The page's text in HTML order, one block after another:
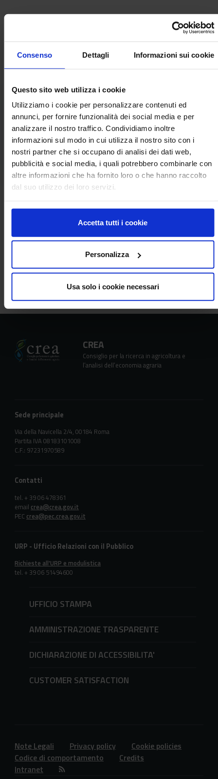
Consenso Dettagli Informazioni sui cookie
Questo sito web utilizza i cookie
Utilizziamo i cookie per personalizzare contenuti ed
annunci, per fornire funzionalità dei social media e per
analizzare il nostro traffico. Condividiamo inoltre
informazioni sul modo in cui utilizza il nostro sito con i
nostri partner che si occupano di analisi dei dati web,
pubblicità e social media, i quali potrebbero combinarle con
altre informazioni che ha fornito loro o che hanno raccolto
dal suo utilizzo dei loro servizi.
Accetta tutti i cookie
Personalizza
Usa solo i cookie necessari
LEGGI LA RASSEGNA STAMPA E WEB IN ALLEGATO
Documenti allegati
Blue Sentynet_rassegna.pdf PDF
Per informazioni contattare:
CREA
Consiglio per la ricerca in agricoltura e
l’analisi dell’economia agraria
Sede principale
Via della Navicella 2/4, 00184 Roma
Partita IVA 08183101008
C.F.: 97231970589
Contatti
tel. + 39 06 478361
email crea@crea.gov.it
PEC crea@pec.crea.gov.it
URP - Ufficio Relazioni con il Pubblico
Richieste all'URP e modulistica
tel. + 39 06 51494600
UFFICIO STAMPA
AMMINISTRAZIONE TRASPARENTE
DICHIARAZIONE DI ACCESSIBILITA'
CUSTOMER SATISFACTION
Note Legali Privacy policy
Cookie policies
Codice di comportamento
Credits
Intranet